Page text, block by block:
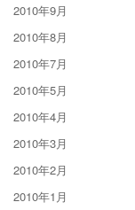
2010年9月
2010年8月
2010年7月
2010年5月
2010年4月
2010年3月
2010年2月
2010年1月